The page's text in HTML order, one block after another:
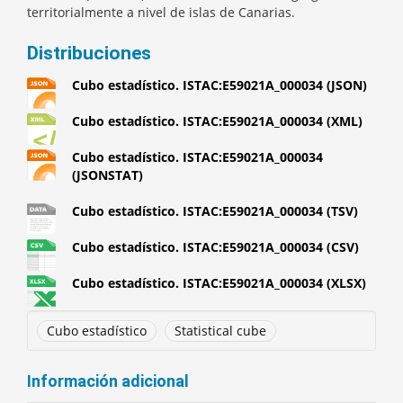
territorialmente a nivel de islas de Canarias.
Distribuciones
Cubo estadístico. ISTAC:E59021A_000034 (JSON)
Cubo estadístico. ISTAC:E59021A_000034 (XML)
Cubo estadístico. ISTAC:E59021A_000034
(JSONSTAT)
Cubo estadístico. ISTAC:E59021A_000034 (TSV)
Cubo estadístico. ISTAC:E59021A_000034 (CSV)
Cubo estadístico. ISTAC:E59021A_000034 (XLSX)
Cubo estadístico Statistical cube
Información adicional